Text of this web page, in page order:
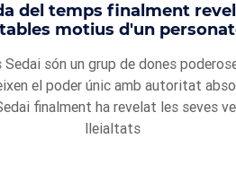
del temps finalment
motius d'un
Sedai són un grup de dones
el poder únic amb autoritat
finalment ha revelat les seves
lleialtats